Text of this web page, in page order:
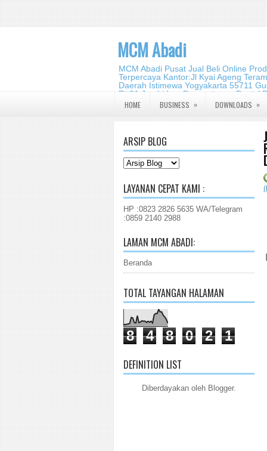
MCM Abadi
MCM Abadi Pusat Jual Beli Online
Terpercaya Kantor:Jl Kyai Ageng
Daerah Istimewa Yogyakarta 55711
Rt.01,Jambidan,
2140 2988
HOME BUSINESS » DOWNLOADS »
ARSIP BLOG
LAYANAN CEPAT KAMI :
HP :0823 2826 5635 WA/Telegram
:0859 2140 2988
LAMAN MCM ABADI:
Beranda
TOTAL TAYANGAN HALAMAN
8 4 8 0 2 1
DEFINITION LIST
Diberdayakan oleh Blogger.